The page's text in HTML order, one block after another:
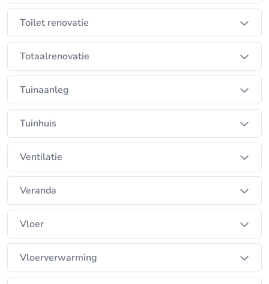
Toilet renovatie
Totaalrenovatie
Tuinaanleg
Tuinhuis
Ventilatie
Veranda
Vloer
Vloerverwarming